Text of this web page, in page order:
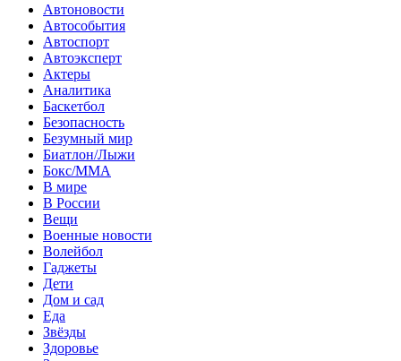
Автоновости
Автособытия
Автоспорт
Автоэксперт
Актеры
Аналитика
Баскетбол
Безопасность
Безумный мир
Биатлон/Лыжи
Бокс/MMA
В мире
В России
Вещи
Военные новости
Волейбол
Гаджеты
Дети
Дом и сад
Еда
Звёзды
Здоровье